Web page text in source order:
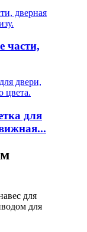
части,
для